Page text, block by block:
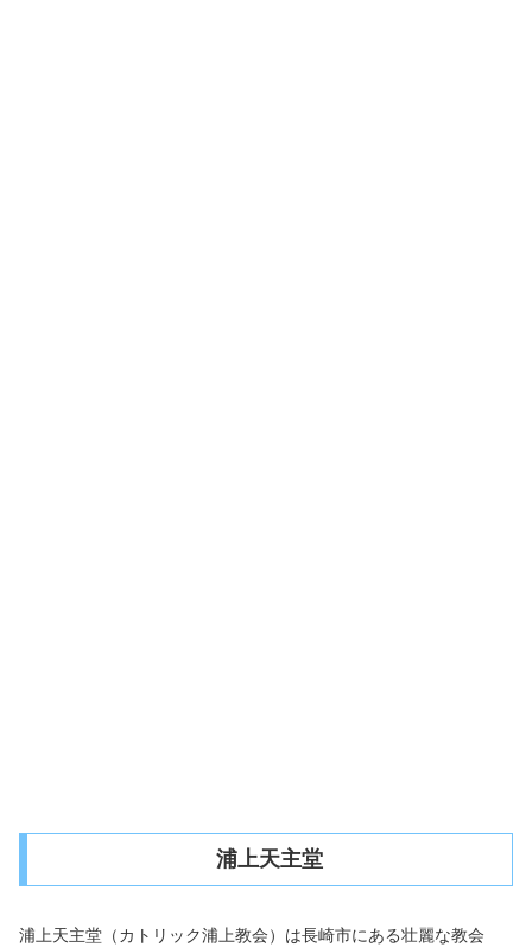
浦上天主堂
浦上天主堂（カトリック浦上教会）は長崎市にある壮麗な教会